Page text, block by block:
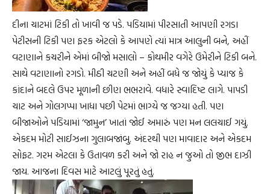
દીના ચાટમાં ટિકી તો ખાવી જ પડે. પડિયામાં પીરસાતી આપણી રગડા
પેટીસની ટિકી પણ ફરક એટલો કે આપણે ત્યાં માત્ર આલુની બને, અહીં
વટાણાને કચરીને એમાં બીજો મસાલો – કોથમીર વગેરે ઉમેરીને ટિકી બને.
સાથે વટાણાનો રગડો. મીઠી ચટણી અને અહીં બધે જ જોયું કે પ્યાજ કે
કાંદાને બદલે ઉપર મૂળાની છીણ ભભરાવે. વધારે સ્વાદિષ્ટ લાગે. પાપડી
ચાટ અને ગોલગપ્પા ખાધા પછી પેટમાં ભાગ્યે જ જગ્યા હતી. પણ
બીજાઓને પડિયામાં ‘જામુન’ ખાતાં જોઈ અમારું પણ મન લલચાઈ ગયું.
એકદમ મોટી સાઈઝના ગુલાબજાંબુ. અંદરથી પણ માવાદાર અને એકદમ
સોફટ. ગરમ એટલા કે ઉતાવળ કરી અને જો રાહ ન જુઓ તો જીભ દાઝી
જાય. આજના દિવસ માટે આટલું પૂરતું હતું.